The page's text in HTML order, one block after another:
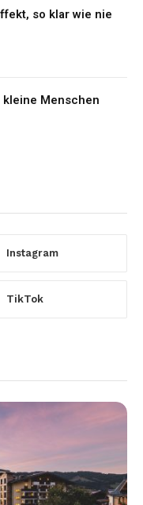
so klar wie nie
Menschen
Instagram
TikTok